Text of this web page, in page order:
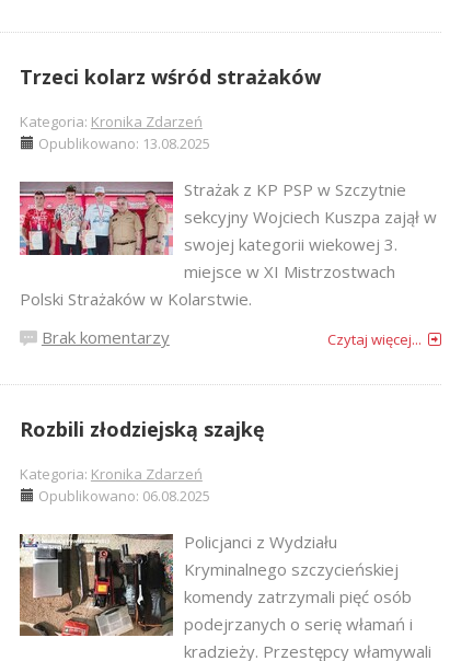
Trzeci kolarz wśród strażaków
Kategoria: Kronika Zdarzeń
Opublikowano: 13.08.2025
Strażak z KP PSP w Szczytnie
sekcyjny Wojciech Kuszpa zajął w
swojej kategorii wiekowej 3.
miejsce w XI Mistrzostwach
Polski Strażaków w Kolarstwie.
Brak komentarzy
Czytaj więcej...
Rozbili złodziejską szajkę
Kategoria: Kronika Zdarzeń
Opublikowano: 06.08.2025
Policjanci z Wydziału
Kryminalnego szczycieńskiej
komendy zatrzymali pięć osób
podejrzanych o serię włamań i
kradzieży. Przestępcy włamywali